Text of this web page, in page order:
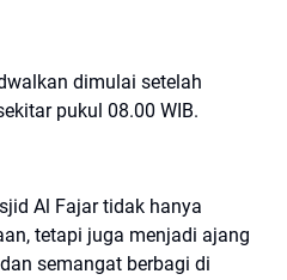
dimulai setelah
pukul 08.00 WIB.
Al Fajar tidak hanya
tetapi juga menjadi ajang
semangat berbagi di